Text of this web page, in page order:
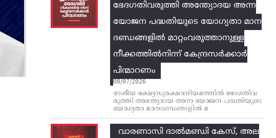
ഭേദഗതിവരുത്തി അന്ത്യോദയ അന്ന
യോജന പദ്ധതിയുടെ യോഗ്യതാ മാന
ദണ്ഡങ്ങളിൽ മാറ്റംവരുത്താനുള്ള
നീക്കത്തിൽനിന്ന്‌ കേന്ദ്രസർക്കാർ
പിന്മാറണം
08/07/2026
ദേശീയ ഭക്ഷ്യസുരക്ഷാനിയമത്തിൽ ഭേദഗതിവ
രുത്തി അന്ത്യോദയ അന്ന യോജന പദ്ധതിയുടെ
യോഗ്യതാ മാനദണ്ഡങ്ങളിൽ മ
വാരണാസി ദാൽമണ്ഡി കേസ്, അല